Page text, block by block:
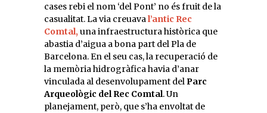
cases rebi el nom ‘del Pont’ no és fruit de la
casualitat. La via creuaval’antic Rec
Comtal, una infraestructura històrica que
abastia d’aigua a bona part del Pla de
Barcelona. En el seu cas, la recuperació de
la memòria hidrogràfica havia d’anar
vinculada al desenvolupament delParc
Arqueològic del Rec Comtal. Un
planejament, però, que s’ha envoltat de